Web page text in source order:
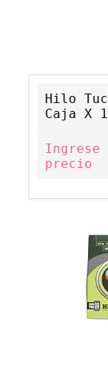
Hilo
Caja X
Ingrese
precio